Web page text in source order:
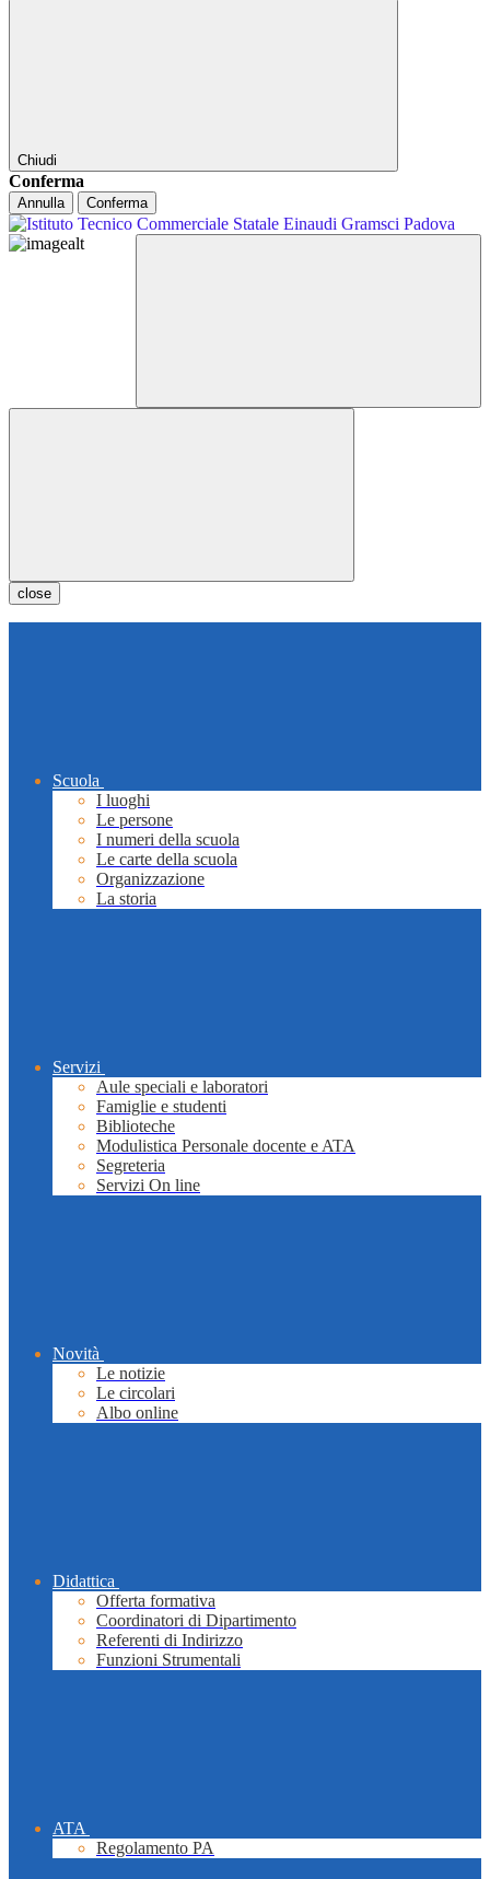
Chiudi
Conferma
Annulla Conferma
close
Scuola
I luoghi
Le persone
I numeri della scuola
Le carte della scuola
Organizzazione
La storia
Servizi
Aule speciali e laboratori
Famiglie e studenti
Biblioteche
Modulistica Personale docente e ATA
Segreteria
Servizi On line
Novità
Le notizie
Le circolari
Albo online
Didattica
Offerta formativa
Coordinatori di Dipartimento
Referenti di Indirizzo
Funzioni Strumentali
ATA
Regolamento PA